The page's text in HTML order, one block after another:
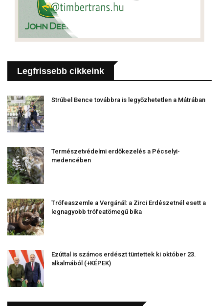
Legfrissebb cikkeink
Strúbel Bence továbbra is legyőzhetetlen a Mátrában
Természetvédelmi erdőkezelés a Pécselyi-
medencében
Trófeaszemle a Vergánál: a Zirci Erdészetnél esett a
legnagyobb trófeatömegű bika
Ezúttal is számos erdészt tüntettek ki október 23.
alkalmából (+KÉPEK)